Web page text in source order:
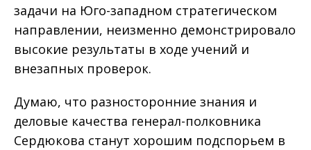
задачи на Юго-западном стратегическом
направлении, неизменно демонстрировало
высокие результаты в ходе учений и
внезапных проверок.
Думаю, что разносторонние знания и
деловые качества генерал-полковника
Сердюкова станут хорошим подспорьем в